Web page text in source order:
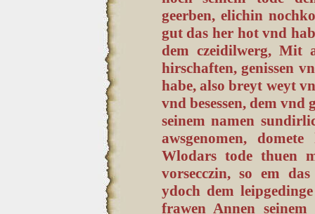
geerben, elichin
gut das her hot vnd
dem czeidilwerg, Mit
hirschaften, genissen
habe, also breyt weyt
vnd besessen, dem
seinem namen
awsgenomen,
Wlodars tode thuen
vorsecczin, so em
ydoch dem
frawen Annen